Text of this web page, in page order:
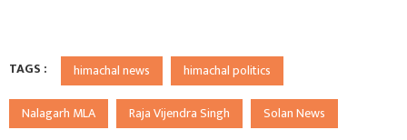
TAGS : himachal news himachal politics
Nalagarh MLA Raja Vijendra Singh Solan News